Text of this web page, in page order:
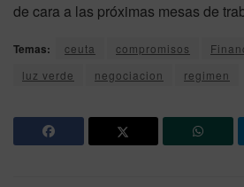
de cara a las próximas mesas de
Temas: ceuta compromisos
luz verde
negociacion regimen